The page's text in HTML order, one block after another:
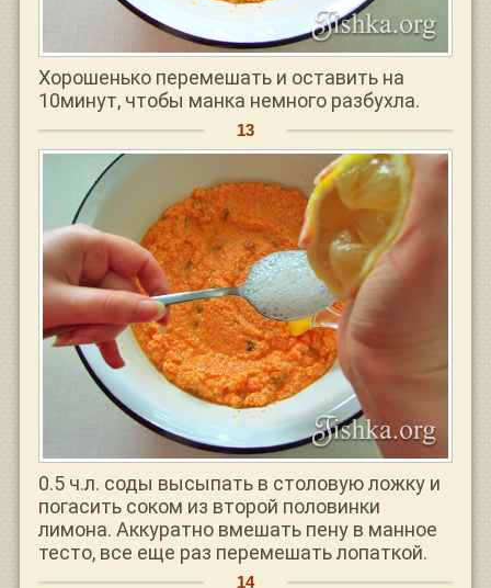
Хорошенько перемешать и оставить на
10минут, чтобы манка немного разбухла.
0.5 ч.л. соды высыпать в столовую ложку и
погасить соком из второй половинки
лимона. Аккуратно вмешать пену в манное
тесто, все еще раз перемешать лопаткой.